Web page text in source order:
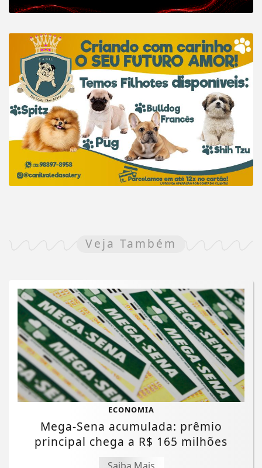
Veja Também
ECONOMIA
Mega-Sena acumulada: prêmio
principal chega a R$ 165 milhões